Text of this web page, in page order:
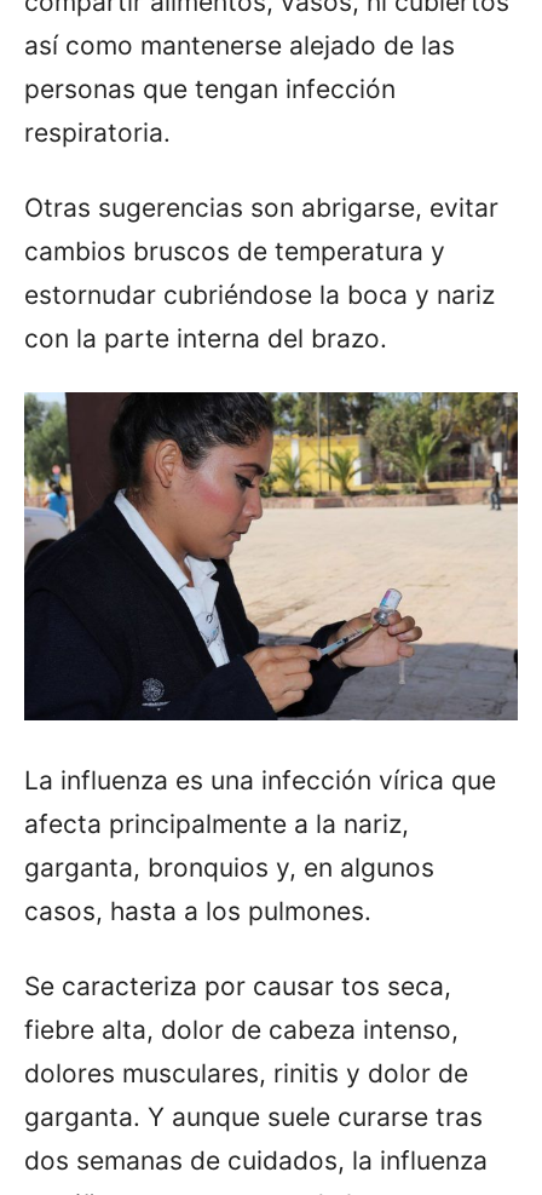
así como mantenerse alejado de las
personas que tengan infección
respiratoria.
Otras sugerencias son abrigarse, evitar
cambios bruscos de temperatura y
estornudar cubriéndose la boca y nariz
con la parte interna del brazo.
La influenza es una infección vírica que
afecta principalmente a la nariz,
garganta, bronquios y, en algunos
casos, hasta a los pulmones.
Se caracteriza por causar tos seca,
fiebre alta, dolor de cabeza intenso,
dolores musculares, rinitis y dolor de
garganta. Y aunque suele curarse tras
dos semanas de cuidados, la influenza